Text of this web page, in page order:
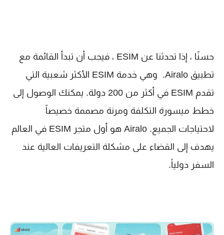
حسنًا ، إذا تحدثنا عن ESIM ، فيجب أن تبدأ القائمة مع
تطبيق Airalo. وهي خدمة ESIM الأكثر شعبية التي
تقدم ESIM في أكثر من 200 دولة. يمكنك الوصول إلى
خطط ميسورة التكلفة ومرنة مصممة خصيصاً
لاحتياجات الجميع. Airalo هو أول متجر ESIM في العالم
يهدف إلى القضاء على مشكلة التعريفات العالية عند
السفر دولياً.